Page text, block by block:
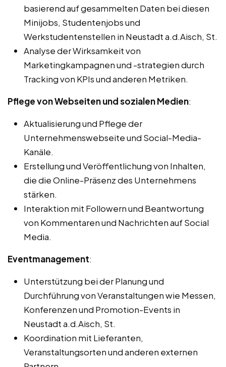
basierend auf gesammelten Daten bei diesen
Minijobs, Studentenjobs und
Werkstudentenstellen in Neustadt a.d.Aisch, St.
Analyse der Wirksamkeit von
Marketingkampagnen und -strategien durch
Tracking von KPIs und anderen Metriken.
Pflege von Webseiten und sozialen Medien:
Aktualisierung und Pflege der
Unternehmenswebseite und Social-Media-
Kanäle.
Erstellung und Veröffentlichung von Inhalten,
die die Online-Präsenz des Unternehmens
stärken.
Interaktion mit Followern und Beantwortung
von Kommentaren und Nachrichten auf Social
Media.
Eventmanagement:
Unterstützung bei der Planung und
Durchführung von Veranstaltungen wie Messen,
Konferenzen und Promotion-Events in
Neustadt a.d.Aisch, St.
Koordination mit Lieferanten,
Veranstaltungsorten und anderen externen